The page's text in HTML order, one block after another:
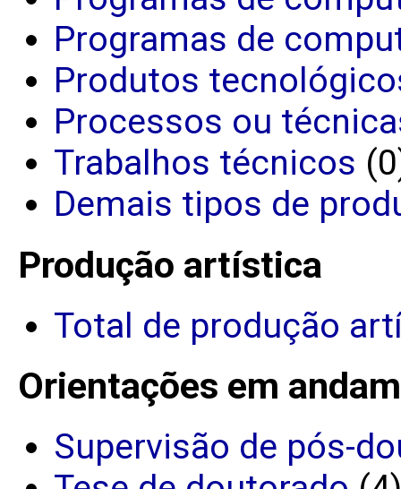
Programas de
Produtos
Processos ou
Trabalhos técnicos
Demais tipos de
Produção artística
Total de produção
Orientações em
Supervisão de pós-